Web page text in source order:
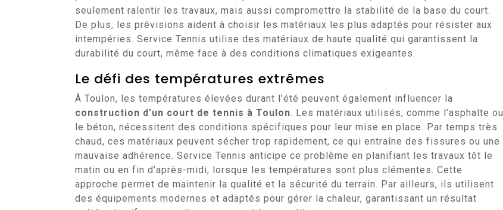
seulement ralentir les travaux, mais aussi compromettre la stabilité de la base du court.
De plus, les prévisions aident à choisir les matériaux les plus adaptés pour résister aux
intempéries. Service Tennis utilise des matériaux de haute qualité qui garantissent la
durabilité du court, même face à des conditions climatiques exigeantes.
Le défi des températures extrêmes
À Toulon, les températures élevées durant l’été peuvent également influencer la
construction d’un court de tennis à Toulon. Les matériaux utilisés, comme l’asphalte ou
le béton, nécessitent des conditions spécifiques pour leur mise en place. Par temps très
chaud, ces matériaux peuvent sécher trop rapidement, ce qui entraîne des fissures ou une
mauvaise adhérence. Service Tennis anticipe ce problème en planifiant les travaux tôt le
matin ou en fin d’après-midi, lorsque les températures sont plus clémentes. Cette
approche permet de maintenir la qualité et la sécurité du terrain. Par ailleurs, ils utilisent
des équipements modernes et adaptés pour gérer la chaleur, garantissant un résultat